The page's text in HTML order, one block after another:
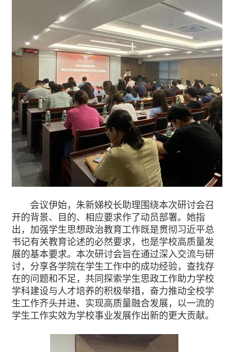
会议伊始，朱新娣校长助理围绕本次研讨会召
开的背景、目的、相应要求作了动员部署。她指
出，加强学生思想政治教育工作既是贯彻习近平总
书记有关教育论述的必然要求，也是学校高质量发
展的基本要求。本次研讨会旨在通过深入交流与研
讨，分享各学院在学生工作中的成功经验，查找存
在的问题和不足，共同探索学生思政工作助力学校
学科建设与人才培养的积极举措，奋力推动全校学
生工作齐头并进、实现高质量融合发展，以一流的
学生工作实效为学校事业发展作出新的更大贡献。